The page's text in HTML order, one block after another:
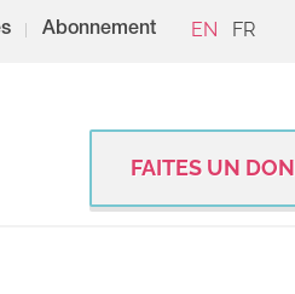
Abonnement EN FR
FAITES UN DON